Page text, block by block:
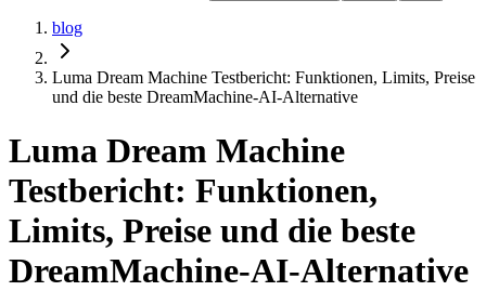
blog
Luma Dream Machine Testbericht: Funktionen, Limits, Preise
und die beste DreamMachine-AI-Alternative
Luma Dream Machine
Testbericht: Funktionen,
Limits, Preise und die beste
DreamMachine-AI-Alternative